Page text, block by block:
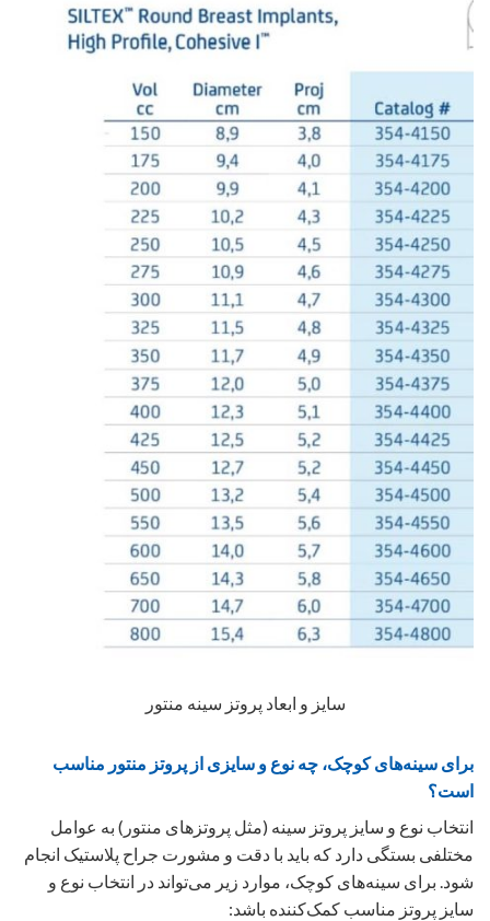
سایز و ابعاد پروتز سینه منتور
برای سینه‌های کوچک، چه نوع و سایزی از پروتز منتور مناسب
است؟
انتخاب نوع و سایز پروتز سینه (مثل پروتزهای منتور) به عوامل
مختلفی بستگی دارد که باید با دقت و مشورت جراح پلاستیک انجام
شود. برای سینه‌های کوچک، موارد زیر می‌تواند در انتخاب نوع و
سایز پروتز مناسب کمک‌کننده باشد: